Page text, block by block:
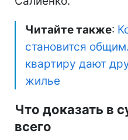
Читайте также:
становится
квартиру дают
жилье
Что доказать в
всего